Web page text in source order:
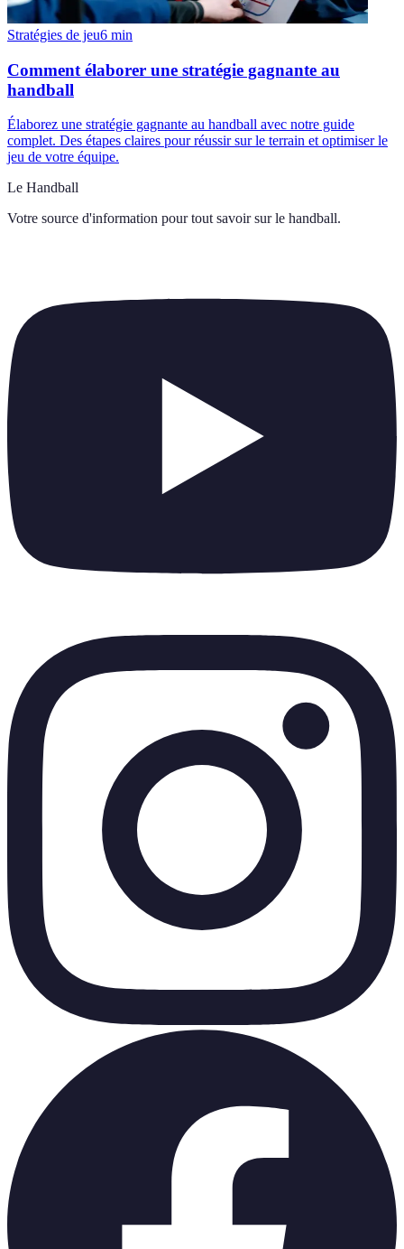
Stratégies de jeu6 min
Comment élaborer une stratégie gagnante au
handball
Élaborez une stratégie gagnante au handball avec notre guide
complet. Des étapes claires pour réussir sur le terrain et optimiser le
jeu de votre équipe.
Le Handball
Votre source d'information pour tout savoir sur le handball.